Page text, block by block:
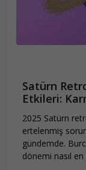
Satürn
Etkileri:
2025 Satürn
ertelenmiş
gündemde.
dönemi nasıl